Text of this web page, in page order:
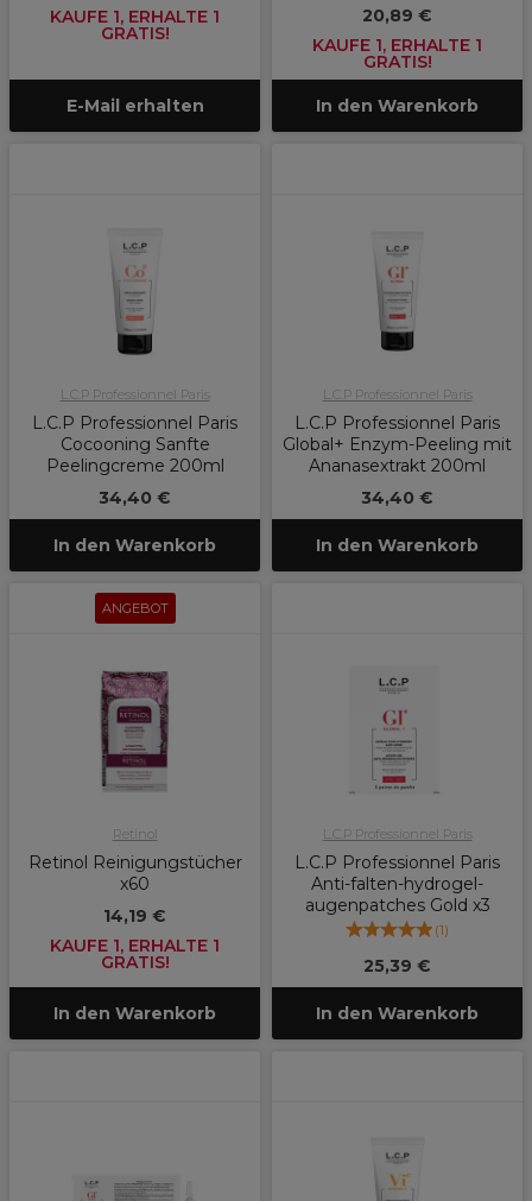
KAUFE 1, ERHALTE 1
GRATIS!
E-Mail erhalten
20,89 €
KAUFE 1, ERHALTE 1
GRATIS!
In den Warenkorb
L.C.P Professionnel Paris
L.C.P Professionnel Paris
Cocooning Sanfte
Peelingcreme 200ml
34,40 €
In den Warenkorb
L.C.P Professionnel Paris
L.C.P Professionnel Paris
Global+ Enzym-Peeling mit
Ananasextrakt 200ml
34,40 €
In den Warenkorb
ANGEBOT
Retinol
Retinol Reinigungstücher
x60
14,19 €
KAUFE 1, ERHALTE 1
GRATIS!
In den Warenkorb
L.C.P Professionnel Paris
L.C.P Professionnel Paris
Anti-falten-hydrogel-
augenpatches Gold x3
(1)
25,39 €
In den Warenkorb